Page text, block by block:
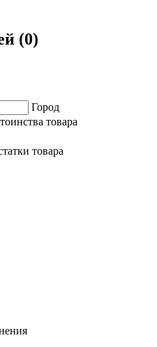
(0)
Город
товара
товара